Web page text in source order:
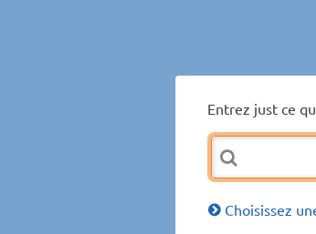
Entrez just ce
Choisissez